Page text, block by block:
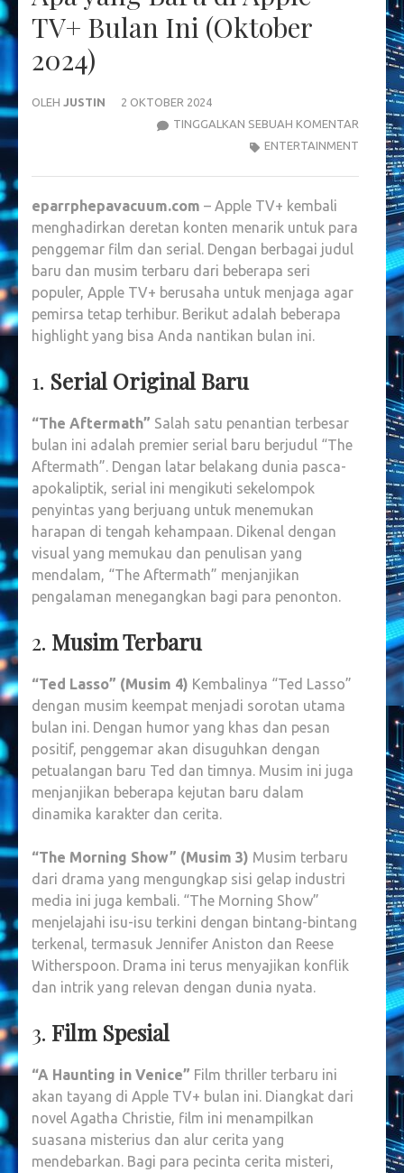
TV+ Bulan Ini (Oktober
2024)
OLEH JUSTIN
2 OKTOBER 2024
TINGGALKAN SEBUAH KOMENTAR
YANG
BARU
APPLE
BULAN
ENTERTAINMENT
eparrphepavacuum.com – Apple TV+ kembali
menghadirkan deretan konten menarik untuk para
penggemar film dan serial. Dengan berbagai judul
baru dan musim terbaru dari beberapa seri
populer, Apple TV+ berusaha untuk menjaga agar
pemirsa tetap terhibur. Berikut adalah beberapa
highlight yang bisa Anda nantikan bulan ini.
1. Serial Original Baru
“The Aftermath” Salah satu penantian terbesar
bulan ini adalah premier serial baru berjudul “The
Aftermath”. Dengan latar belakang dunia pasca-
apokaliptik, serial ini mengikuti sekelompok
penyintas yang berjuang untuk menemukan
harapan di tengah kehampaan. Dikenal dengan
visual yang memukau dan penulisan yang
mendalam, “The Aftermath” menjanjikan
pengalaman menegangkan bagi para penonton.
2. Musim Terbaru
“Ted Lasso” (Musim 4) Kembalinya “Ted Lasso”
dengan musim keempat menjadi sorotan utama
bulan ini. Dengan humor yang khas dan pesan
positif, penggemar akan disuguhkan dengan
petualangan baru Ted dan timnya. Musim ini juga
menjanjikan beberapa kejutan baru dalam
dinamika karakter dan cerita.
“The Morning Show” (Musim 3) Musim terbaru
dari drama yang mengungkap sisi gelap industri
media ini juga kembali. “The Morning Show”
menjelajahi isu-isu terkini dengan bintang-bintang
terkenal, termasuk Jennifer Aniston dan Reese
Witherspoon. Drama ini terus menyajikan konflik
dan intrik yang relevan dengan dunia nyata.
3. Film Spesial
“A Haunting in Venice” Film thriller terbaru ini
akan tayang di Apple TV+ bulan ini. Diangkat dari
novel Agatha Christie, film ini menampilkan
suasana misterius dan alur cerita yang
mendebarkan. Bagi para pecinta cerita misteri,